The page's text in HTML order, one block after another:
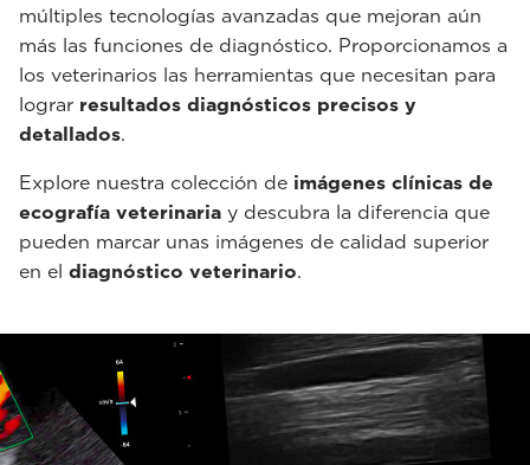
múltiples tecnologías avanzadas que mejoran aún
más las funciones de diagnóstico. Proporcionamos a
los veterinarios las herramientas que necesitan para
lograr resultados diagnósticos precisos y
detallados.
Explore nuestra colección de imágenes clínicas de
ecografía veterinaria y descubra la diferencia que
pueden marcar unas imágenes de calidad superior
en el diagnóstico veterinario.